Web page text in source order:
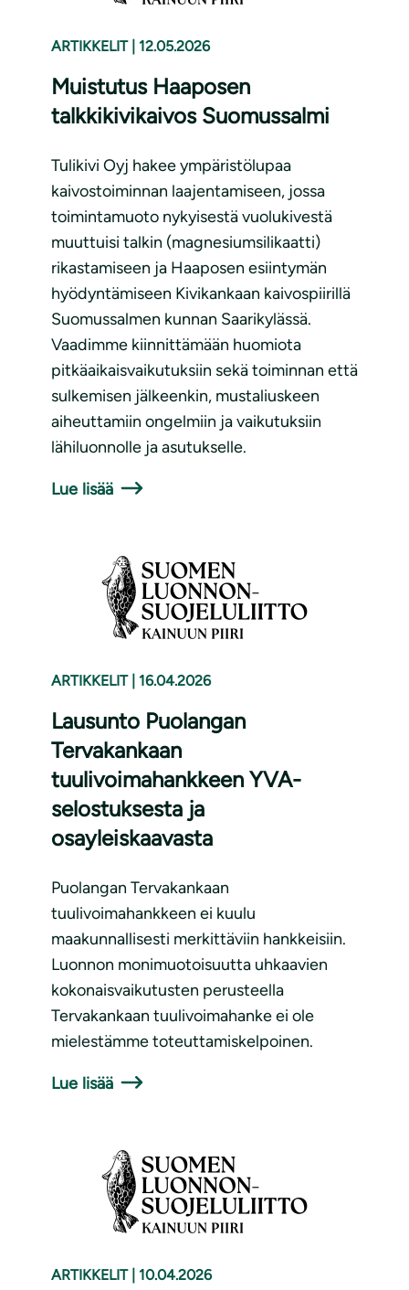
ARTIKKELIT 12.05.2026
Muistutus Haaposen
talkkikivikaivos Suomussalmi
Tulikivi Oyj hakee ympäristölupaa
kaivostoiminnan laajentamiseen, jossa
toimintamuoto nykyisestä vuolukivestä
muuttuisi talkin (magnesiumsilikaatti)
rikastamiseen ja Haaposen esiintymän
hyödyntämiseen Kivikankaan kaivospiirillä
Suomussalmen kunnan Saarikylässä.
Vaadimme kiinnittämään huomiota
pitkäaikaisvaikutuksiin sekä toiminnan että
sulkemisen jälkeenkin, mustaliuskeen
aiheuttamiin ongelmiin ja vaikutuksiin
lähiluonnolle ja asutukselle.
Lue lisää
ARTIKKELIT 16.04.2026
Lausunto Puolangan
Tervakankaan
tuulivoimahankkeen YVA-
selostuksesta ja
osayleiskaavasta
Puolangan Tervakankaan
tuulivoimahankkeen ei kuulu
maakunnallisesti merkittäviin hankkeisiin.
Luonnon monimuotoisuutta uhkaavien
kokonaisvaikutusten perusteella
Tervakankaan tuulivoimahanke ei ole
mielestämme toteuttamiskelpoinen.
Lue lisää
ARTIKKELIT 10.04.2026